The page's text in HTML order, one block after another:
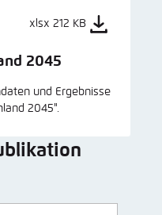
xlsx 212 KB
2045
und Ergebnisse
2045".